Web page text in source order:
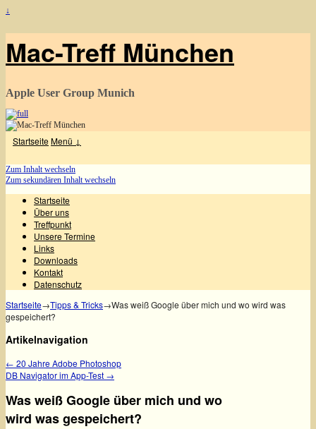
↓
Mac-Treff München
Apple User Group Munich
StartseiteMenü ↓
Zum Inhalt wechseln
Zum sekundären Inhalt wechseln
Startseite
Über uns
Treffpunkt
Unsere Termine
Links
Downloads
Kontakt
Datenschutz
Startseite→Tipps & Tricks→Was weiß Google über mich und wo wird was
gespeichert?
Artikelnavigation
← 20 Jahre Adobe Photoshop
DB Navigator im App-Test →
Was weiß Google über mich und wo
wird was gespeichert?